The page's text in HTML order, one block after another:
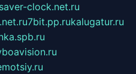
clock.net.ru
7bit.pp.rukalugatur.ru